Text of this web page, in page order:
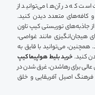
است که در آن‌ها می‌توانید از
و کافه‌های متعدد دیدن کنید.
جاذبه‌های توریستی کیپ تاون
هیجان‌انگیزی مانند غواصی،
همچنین، می‌توانید با قایق به
کنید. خرید بلیط هواپیما کیپ
برای رهاشدن، غرق شدن در
فرهنگ اصیل آفریقایی و خلق